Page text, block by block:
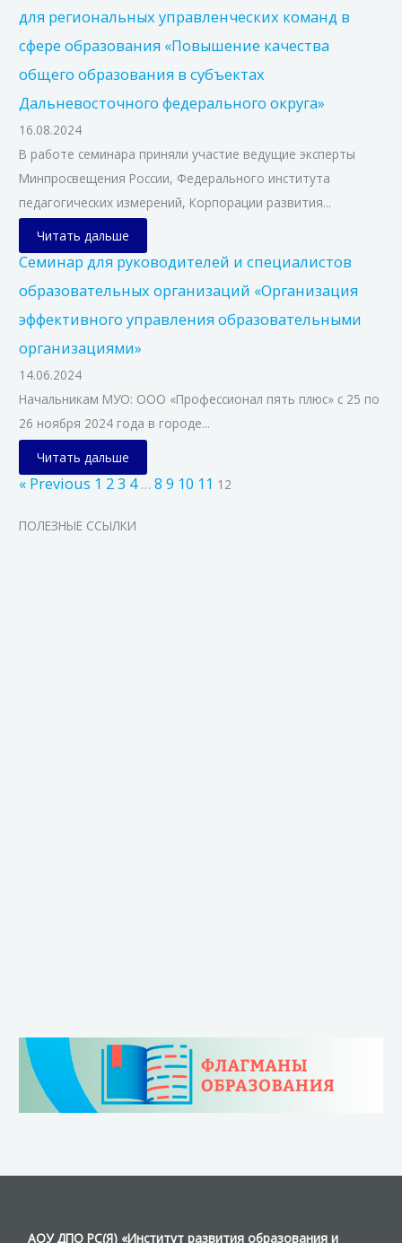
для региональных управленческих команд в
сфере образования «Повышение качества
общего образования в субъектах
Дальневосточного федерального округа»
16.08.2024
В работе семинара приняли участие ведущие эксперты
Минпросвещения России, Федерального института
педагогических измерений, Корпорации развития...
Читать дальше
Семинар для руководителей и специалистов
образовательных организаций «Организация
эффективного управления образовательными
организациями»
14.06.2024
Начальникам МУО: ООО «Профессионал пять плюс» с 25 по
26 ноября 2024 года в городе...
Читать дальше
« Previous 1 23 4 … 8 9 10 11 12
ПОЛЕЗНЫЕ ССЫЛКИ
АОУ ДПО РС(Я) «Институт развития образования и